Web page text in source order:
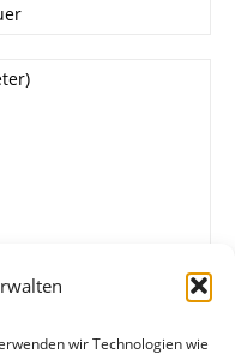
wir Technologien wie